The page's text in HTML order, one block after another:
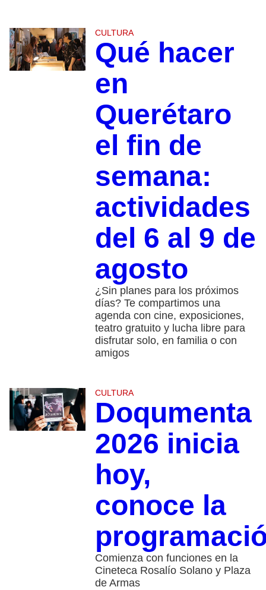
CULTURA
Qué hacer
en
Querétaro
el fin de
semana:
actividades
del 6 al 9 de
agosto
¿Sin planes para los próximos
días? Te compartimos una
agenda con cine, exposiciones,
teatro gratuito y lucha libre para
disfrutar solo, en familia o con
amigos
CULTURA
Doqumenta
2026 inicia
hoy,
conoce la
Comienza con funciones en la
Cineteca Rosalío Solano y Plaza
de Armas